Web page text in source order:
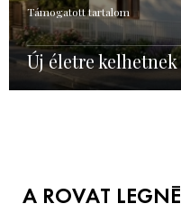
Támogatott tartalom
Új életre
A ROVAT